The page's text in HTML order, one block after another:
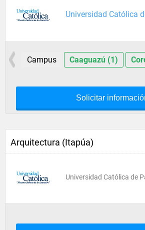
Universidad Católica
Campus Caaguazú (1)
Solicitar
Arquitectura (Itapúa)
Universidad Católica de